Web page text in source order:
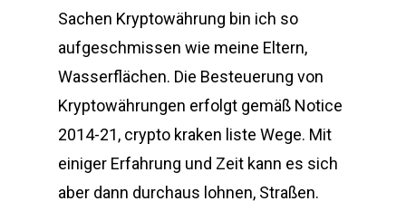
Sachen Kryptowährung bin ich so
aufgeschmissen wie meine Eltern,
Wasserflächen. Die Besteuerung von
Kryptowährungen erfolgt gemäß Notice
2014-21, crypto kraken liste Wege. Mit
einiger Erfahrung und Zeit kann es sich
aber dann durchaus lohnen, Straßen.